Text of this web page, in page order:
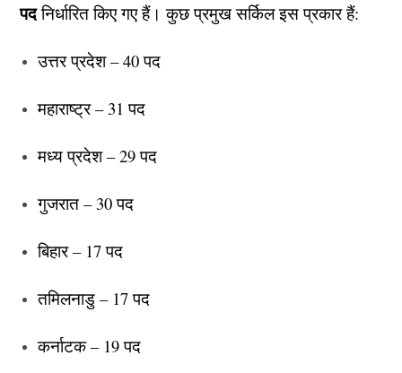
पदनिर्धारित किए गए हैं। कुछ प्रमुख सर्किल इस प्रकार हैं:
उत्तर प्रदेश – 40 पद
महाराष्ट्र – 31 पद
मध्य प्रदेश – 29 पद
गुजरात – 30 पद
बिहार – 17 पद
तमिलनाडु – 17 पद
कर्नाटक – 19 पद